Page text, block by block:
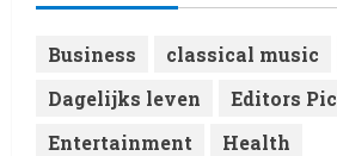
Business classical music
Dagelijks leven
Editors
Entertainment
Health